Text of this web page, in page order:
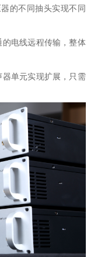
的不同抽头实现不同
电线远程传输，整体
单元实现扩展，只需